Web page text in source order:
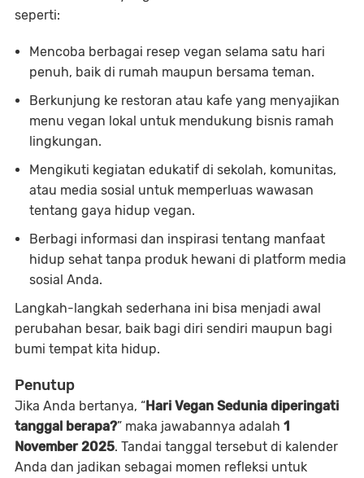
seperti:
Mencoba berbagai resep vegan selama satu hari
penuh, baik di rumah maupun bersama teman.
Berkunjung ke restoran atau kafe yang menyajikan
menu vegan lokal untuk mendukung bisnis ramah
lingkungan.
Mengikuti kegiatan edukatif di sekolah, komunitas,
atau media sosial untuk memperluas wawasan
tentang gaya hidup vegan.
Berbagi informasi dan inspirasi tentang manfaat
hidup sehat tanpa produk hewani di platform media
sosial Anda.
Langkah-langkah sederhana ini bisa menjadi awal
perubahan besar, baik bagi diri sendiri maupun bagi
bumi tempat kita hidup.
Penutup
Jika Anda bertanya, “Hari Vegan Sedunia diperingati
tanggal berapa?” maka jawabannya adalah 1
November 2025. Tandai tanggal tersebut di kalender
Anda dan jadikan sebagai momen refleksi untuk